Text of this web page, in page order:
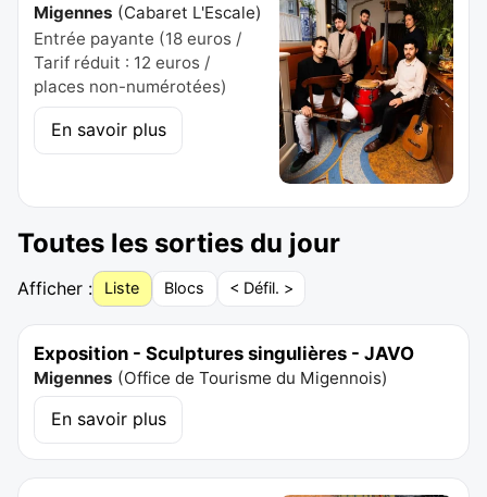
Migennes (Cabaret L'Escale)
Entrée payante (18 euros /
Tarif réduit : 12 euros /
places non-numérotées)
En savoir plus
Toutes les sorties du jour
Afficher : Liste Blocs < Défil. >
Exposition - Sculptures singulières - JAVO
Migennes (Office de Tourisme du Migennois)
En savoir plus